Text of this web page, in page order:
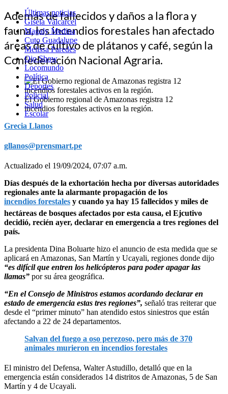
Últimas noticias
Gisela Valcarcel
Magaly Medina
Cuto Guadalupe
Melissa Paredes
Ojo Show
Locomundo
Política
Deportes
Policial
Salud
Escolar
Además de fallecidos y daños a la flora y
fauna, los incendios forestales han afectado
áreas de cultivo de plátanos y café, según la
Confederación Nacional Agraria.
El Gobierno regional de Amazonas registra 12
incendios forestales activos en la región.
Grecia Llanos
gllanos@prensmart.pe
Actualizado el 19/09/2024, 07:07 a.m.
Días después de la exhortación hecha por diversas autoridades
regionales ante la alarmante propagación de los
incendios forestales y cuando ya hay 15 fallecidos y miles de
hectáreas de bosques afectados por esta causa, el Ejcutivo
decidió, recién ayer, declarar en emergencia a tres regiones del
país.
La presidenta Dina Boluarte hizo el anuncio de esta medida que se
aplicará en Amazonas, San Martín y Ucayali, regiones donde dijo
“es difícil que entren los helicópteros para poder apagar las
llamas” por su área geográfica.
“En el Consejo de Ministros estamos acordando declarar en
estado de emergencia estas tres regiones”, señaló tras reiterar que
desde el “primer minuto” han atendido estos siniestros que están
afectando a 22 de 24 departamentos.
Salvan del fuego a oso perezoso, pero más de 370
animales murieron en incendios forestales
El ministro del Defensa, Walter Astudillo, detalló que en la
emergencia están considerados 14 distritos de Amazonas, 5 de San
Martín y 4 de Ucayali.